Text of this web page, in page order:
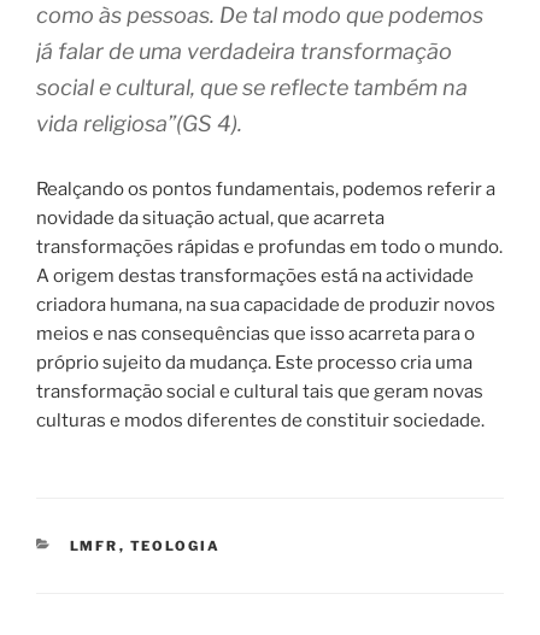
como às pessoas. De tal modo que podemos
já falar de uma verdadeira transformação
social e cultural, que se reflecte também na
vida religiosa”(GS 4).
Realçando os pontos fundamentais, podemos referir a
novidade da situação actual, que acarreta
transformações rápidas e profundas em todo o mundo.
A origem destas transformações está na actividade
criadora humana, na sua capacidade de produzir novos
meios e nas consequências que isso acarreta para o
próprio sujeito da mudança. Este processo cria uma
transformação social e cultural tais que geram novas
culturas e modos diferentes de constituir sociedade.
CATEGORIAS
LMFR , TEOLOGIA